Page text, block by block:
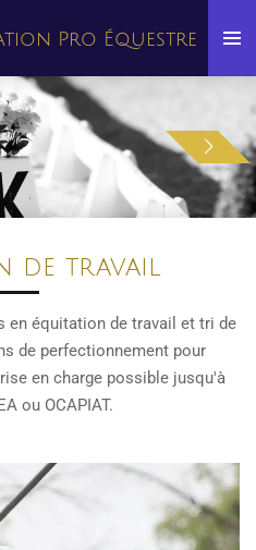
Pro Équestre
de travail
en équitation de travail et tri de
de perfectionnement pour
en charge possible jusqu'à
ou OCAPIAT.